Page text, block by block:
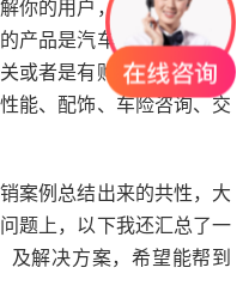
你的用户，制作用户画像
产品是汽车及汽车配饰，
或者是有购买汽车意向的
能、配饰、车险咨询、交
案例总结出来的共性，大
题上，以下我还汇总了一
及解决方案，希望能帮到